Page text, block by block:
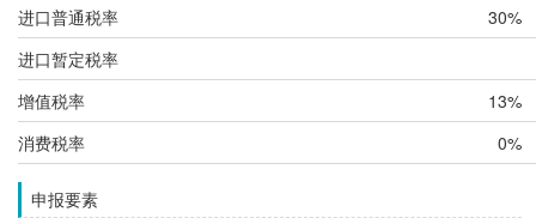
进口普通税率
30%
进口暂定税率
增值税率
13%
消费税率
0%
申报要素